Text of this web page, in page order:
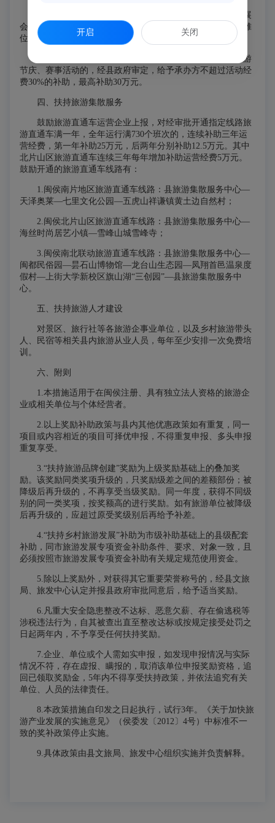
（一）对由县旅游主管部门统一组织参加大型旅游产业展
会（全国、省级旅交会、旅博会等）的旅游企业，给予全额摊
位费补助；
（二）对县内旅游企业单位联合县旅游主管部门举办旅游
节庆、赛事活动的，经县政府审定，给予承办方不超过活动经
费30%的补助，最高补助30万元。
四、扶持旅游集散服务
鼓励旅游直通车运营企业上报，对经审批开通指定线路旅
游直通车满一年，全年运行满730个班次的，连续补助三年运
营经费，第一年补助25万元，后两年分别补助12.5万元。其中
北片山区旅游直通车连续三年每年增加补助运营经费5万元。
鼓励开通的旅游直通车线路有：
1.闽侯南片地区旅游直通车线路：县旅游集散服务中心—
天泽奥莱—七里文化公园—五虎山祥谦镇黄土边自然村；
2.闽侯北片山区旅游直通车线路：县旅游集散服务中心—
海丝时尚居艺小镇—雪峰山城雪峰寺；
3.闽侯南北联动旅游直通车线路：县旅游集散服务中心—
闽都民俗园—昙石山博物馆—龙台山生态园—凤翔首邑温泉度
假村—上街大学新校区旗山湖“三创园”—县旅游集散服务中
心。
五、扶持旅游人才建设
对景区、旅行社等各旅游企事业单位，以及乡村旅游带头
人、民宿等相关县内旅游从业人员，每年至少安排一次免费培
训。
六、附则
1.本措施适用于在闽侯注册、具有独立法人资格的旅游企
业或相关单位与个体经营者。
2.以上奖励补助政策与县内其他优惠政策如有重复，同一
项目或内容相近的项目可择优申报，不得重复申报、多头申报
重复享受。
3.“扶持旅游品牌创建”奖励为上级奖励基础上的叠加奖
励。该奖励同类奖项升级的，只奖励级差之间的差额部份；被
降级后再升级的，不再享受当级奖励。同一年度，获得不同级
别的同一类奖项，按奖额高的进行奖励。如有旅游单位被降级
后再升级的，应超过原受奖级别后再给予补差。
4.“扶持乡村旅游发展”补助为市级补助基础上的县级配套
补助，同市旅游发展专项资金补助条件、要求、对象一致，且
必须按照市旅游发展专项资金补助有关规定规范使用资金。
5.除以上奖励外，对获得其它重要荣誉称号的，经县文旅
局、旅发中心认定并报县政府审批同意后，给予适当奖励。
6.凡重大安全隐患整改不达标、恶意欠薪、存在偷逃税等
涉税违法行为，自其被查出直至整改达标或按规定接受处罚之
日起两年内，不予享受任何扶持奖励。
7.企业、单位或个人需如实申报，如发现申报情况与实际
情况不符，存在虚报、瞒报的，取消该单位申报奖励资格，追
回已领取奖励金，5年内不得享受扶持政策，并依法追究有关
单位、人员的法律责任。
8.本政策措施自印发之日起执行，试行3年。《关于加快旅
游产业发展的实施意见》（侯委发〔2012〕4号）中标准不一
致的奖补政策停止实施。
9.具体政策由县文旅局、旅发中心组织实施并负责解释。
开启 关闭